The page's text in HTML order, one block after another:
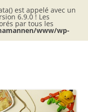
est appelé avec un
6.9.0 ! Les
par tous les
www/wp-